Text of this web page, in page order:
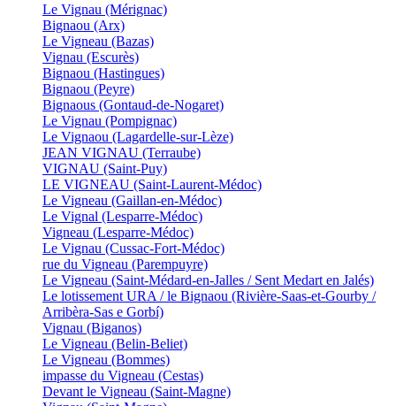
Le Vignau (Mérignac)
Bignaou (Arx)
Le Vigneau (Bazas)
Vignau (Escurès)
Bignaou (Hastingues)
Bignaou (Peyre)
Bignaous (Gontaud-de-Nogaret)
Le Vignau (Pompignac)
Le Vignaou (Lagardelle-sur-Lèze)
JEAN VIGNAU (Terraube)
VIGNAU (Saint-Puy)
LE VIGNEAU (Saint-Laurent-Médoc)
Le Vigneau (Gaillan-en-Médoc)
Le Vignal (Lesparre-Médoc)
Vigneau (Lesparre-Médoc)
Le Vignau (Cussac-Fort-Médoc)
rue du Vigneau (Parempuyre)
Le Vigneau (Saint-Médard-en-Jalles / Sent Medart en Jalés)
Le lotissement URA / le Bignaou (Rivière-Saas-et-Gourby /
Arribèra-Sas e Gorbí)
Vignau (Biganos)
Le Vigneau (Belin-Beliet)
Le Vigneau (Bommes)
impasse du Vigneau (Cestas)
Devant le Vigneau (Saint-Magne)